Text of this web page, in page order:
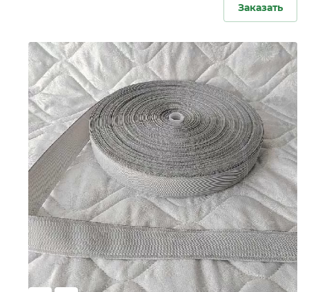
Заказать